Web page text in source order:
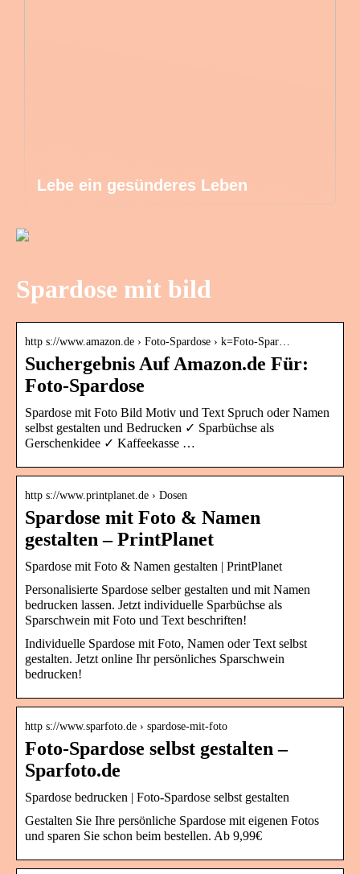
Lebe ein gesünderes Leben
Spardose mit bild
http s://www.amazon.de › Foto-Spardose › k=Foto-Spar…
Suchergebnis Auf Amazon.de Für:
Foto-Spardose
Spardose mit Foto Bild Motiv und Text Spruch oder Namen
selbst gestalten und Bedrucken ✓ Sparbüchse als
Gerschenkidee ✓ Kaffeekasse …
http s://www.printplanet.de › Dosen
Spardose mit Foto & Namen
gestalten – PrintPlanet
Spardose mit Foto & Namen gestalten | PrintPlanet
Personalisierte Spardose selber gestalten und mit Namen
bedrucken lassen. Jetzt individuelle Sparbüchse als
Sparschwein mit Foto und Text beschriften!
Individuelle Spardose mit Foto, Namen oder Text selbst
gestalten. Jetzt online Ihr persönliches Sparschwein
bedrucken!
http s://www.sparfoto.de › spardose-mit-foto
Foto-Spardose selbst gestalten –
Sparfoto.de
Spardose bedrucken | Foto-Spardose selbst gestalten
Gestalten Sie Ihre persönliche Spardose mit eigenen Fotos
und sparen Sie schon beim bestellen. Ab 9,99€